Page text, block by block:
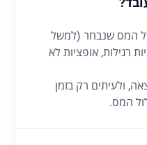
המס שנבחר (למשל
רגילות, אופציות לא
ולעיתים רק בזמן
המס.